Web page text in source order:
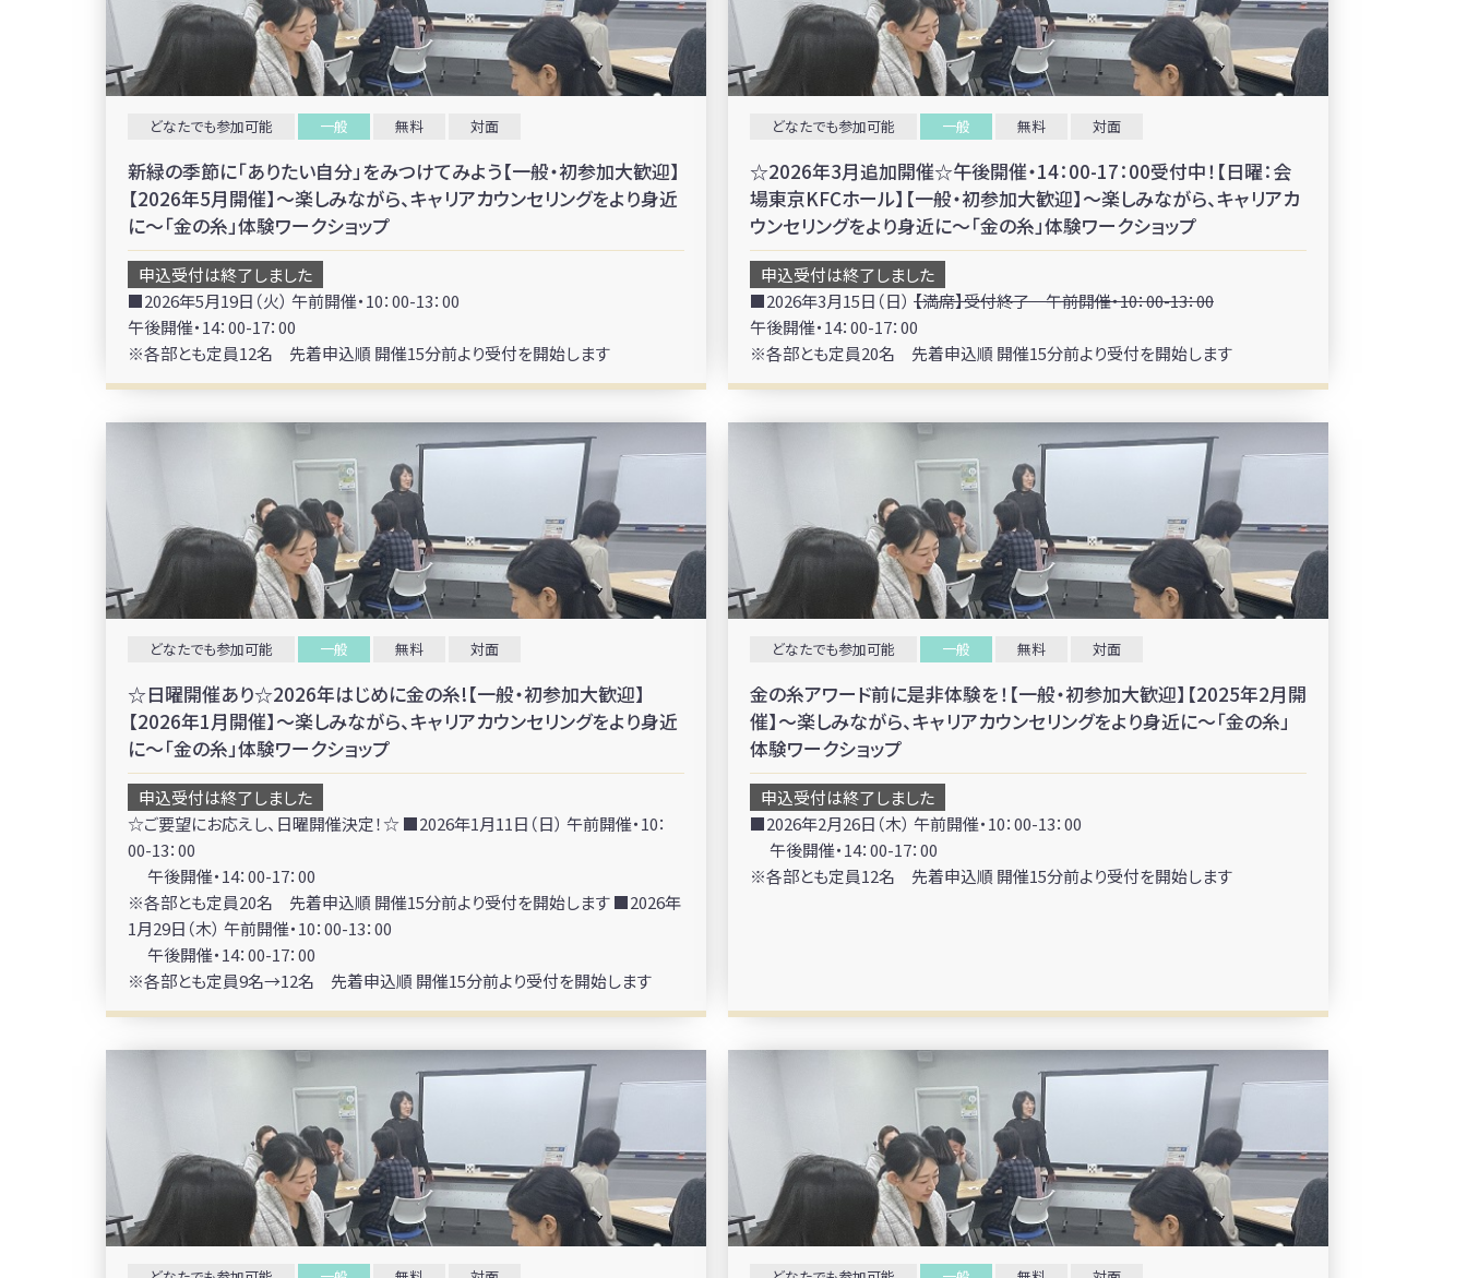
どなたでも参加可能 一般 無料 対面
新緑の季節に「ありたい自分」をみつけてみよう【一般・初参加大歓迎】
【2026年5月開催】～楽しみながら、キャリアカウンセリングをより身近
に～「金の糸」体験ワークショップ
申込受付は終了しました
■2026年5月19日（火） 午前開催・10：00-13：00
午後開催・14：00-17：00
※各部とも定員12名 先着申込順 開催15分前より受付を開始します
どなたでも参加可能 一般 無料 対面
☆2026年3月追加開催☆午後開催・14：00-17：00受付中！【日曜：会
場東京KFCホール】【一般・初参加大歓迎】～楽しみながら、キャリアカ
ウンセリングをより身近に～「金の糸」体験ワークショップ
申込受付は終了しました
■2026年3月15日（日） 【満席】受付終了 午前開催・10：00-13：00
午後開催・14：00-17：00
※各部とも定員20名 先着申込順 開催15分前より受付を開始します
どなたでも参加可能 一般 無料 対面
☆日曜開催あり☆2026年はじめに金の糸!【一般・初参加大歓迎】
【2026年1月開催】～楽しみながら、キャリアカウンセリングをより身近
に～「金の糸」体験ワークショップ
申込受付は終了しました
☆ご要望にお応えし、日曜開催決定！☆ ■2026年1月11日（日） 午前開催・10：
00-13：00
午後開催・14：00-17：00
※各部とも定員20名 先着申込順 開催15分前より受付を開始します ■2026年
1月29日（木） 午前開催・10：00-13：00
午後開催・14：00-17：00
※各部とも定員9名→12名 先着申込順 開催15分前より受付を開始します
どなたでも参加可能 一般 無料 対面
金の糸アワード前に是非体験を！【一般・初参加大歓迎】【2025年2月開
催】～楽しみながら、キャリアカウンセリングをより身近に～「金の糸」
体験ワークショップ
申込受付は終了しました
■2026年2月26日（木） 午前開催・10：00-13：00
午後開催・14：00-17：00
※各部とも定員12名 先着申込順 開催15分前より受付を開始します